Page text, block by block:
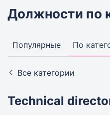
Должности по
Популярные По
Все категории
Technical